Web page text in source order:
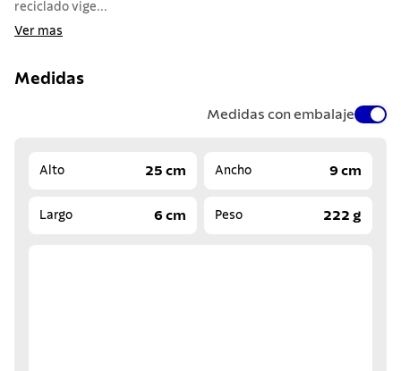
reciclado vige...
Ver mas
Medidas
Medidas con embalaje
Alto 25 cm Ancho 9 cm
Largo 6 cm Peso 222 g